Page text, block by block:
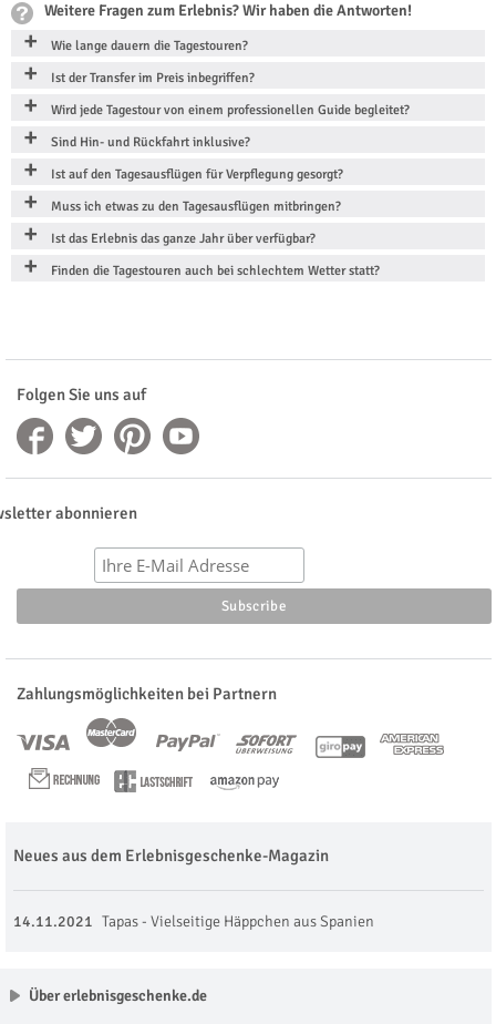
Weitere Fragen zum Erlebnis? Wir haben die Antworten!
Wie lange dauern die Tagestouren?
Ist der Transfer im Preis inbegriffen?
Wird jede Tagestour von einem professionellen Guide begleitet?
Sind Hin- und Rückfahrt inklusive?
Ist auf den Tagesausflügen für Verpflegung gesorgt?
Muss ich etwas zu den Tagesausflügen mitbringen?
Ist das Erlebnis das ganze Jahr über verfügbar?
Finden die Tagestouren auch bei schlechtem Wetter statt?
Folgen Sie uns auf
abonnieren
Zahlungsmöglichkeiten bei Partnern
Neues aus dem Erlebnisgeschenke-Magazin
14.11.2021 Tapas - Vielseitige Häppchen aus Spanien
Über erlebnisgeschenke.de